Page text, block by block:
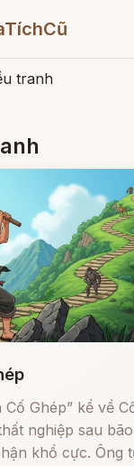
tranh
Ghép” kể về
nghiệp sau
khổ cực. Ông